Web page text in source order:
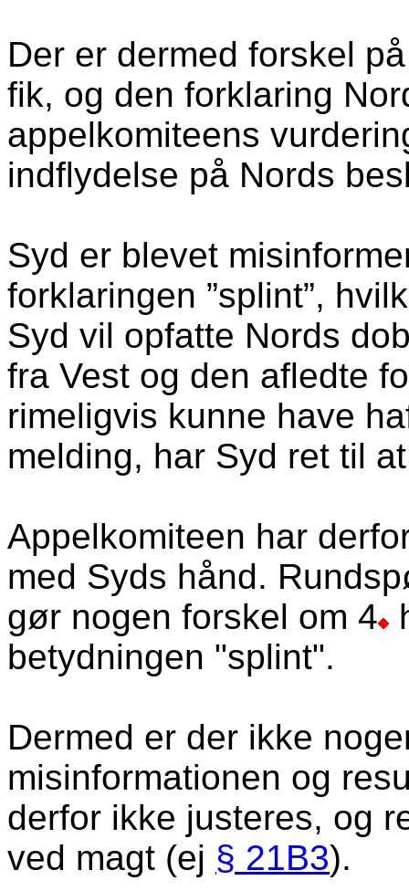
Der er dermed forskel
fik, og den forklaring
appelkomiteens
indflydelse på Nords
Syd er blevet
forklaringen ”splint”,
Syd vil opfatte Nords
fra Vest og den afledte
rimeligvis kunne have
melding, har Syd ret til
Appelkomiteen har
med Syds hånd.
gør nogen forskel om 4
betydningen "splint".
Dermed er der ikke
misinformationen og
derfor ikke justeres, og
ved magt (ej § 21B3).